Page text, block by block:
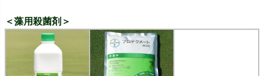
＜藻用殺菌剤＞